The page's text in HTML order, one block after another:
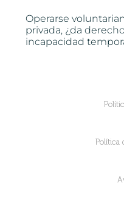
Operarse
privada, ¿da
incapacidad
Política